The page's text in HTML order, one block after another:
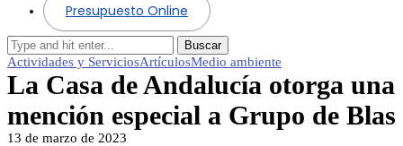
Presupuesto Online
Buscar
Actividades y ServiciosArtículosMedio ambiente
La Casa de Andalucía otorga una
mención especial a Grupo de Blas
13 de marzo de 2023